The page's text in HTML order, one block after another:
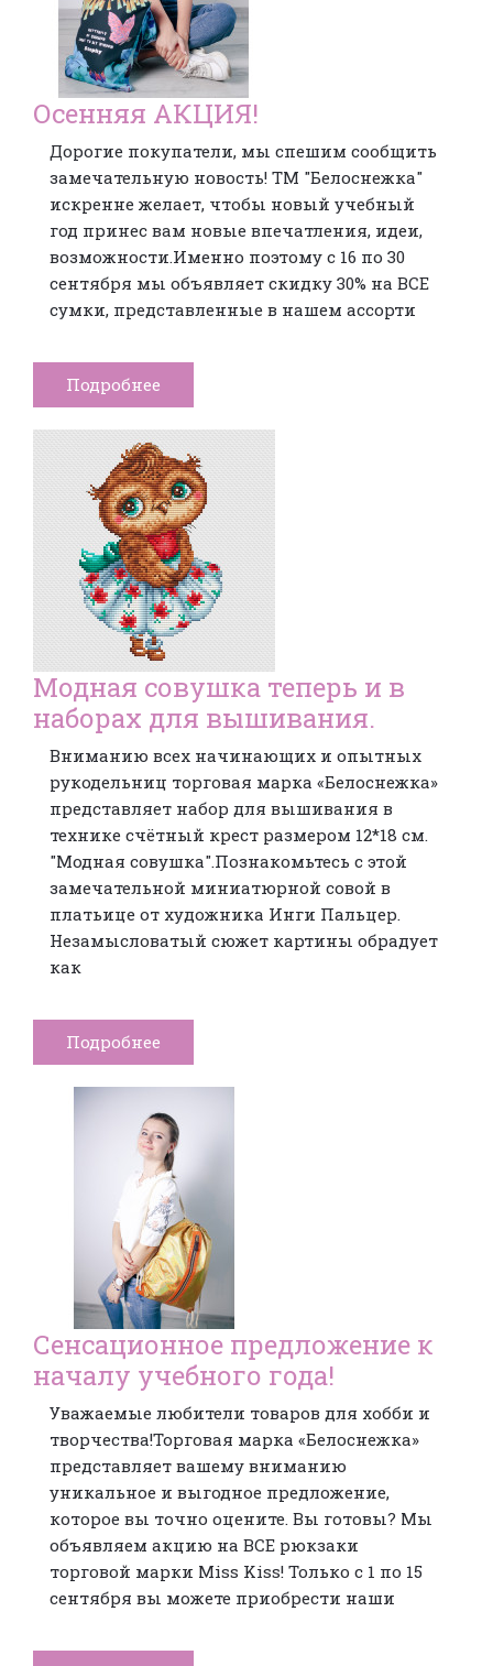
Осенняя АКЦИЯ!
Дорогие покупатели, мы спешим сообщить
замечательную новость! ТМ "Белоснежка"
искренне желает, чтобы новый учебный
год принес вам новые впечатления, идеи,
возможности.Именно поэтому с 16 по 30
сентября мы объявляет скидку 30% на ВСЕ
сумки, представленные в нашем ассорти
Подробнее
Модная совушка теперь и в
наборах для вышивания.
Вниманию всех начинающих и опытных
рукодельниц торговая марка «Белоснежка»
представляет набор для вышивания в
технике счётный крест размером 12*18 см.
"Модная совушка".Познакомьтесь с этой
замечательной миниатюрной совой в
платьице от художника Инги Пальцер.
Незамысловатый сюжет картины обрадует
как
Подробнее
Сенсационное предложение к
началу учебного года!
Уважаемые любители товаров для хобби и
творчества!Торговая марка «Белоснежка»
представляет вашему вниманию
уникальное и выгодное предложение,
которое вы точно оцените. Вы готовы? Мы
объявляем акцию на ВСЕ рюкзаки
торговой марки Miss Kiss! Только с 1 по 15
сентября вы можете приобрести наши